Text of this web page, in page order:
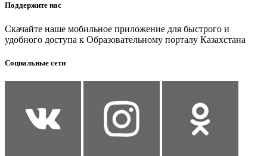
Поддержите нас
Скачайте наше мобильное приложение для быстрого и
удобного доступа к Образовательному порталу Казахстана
Социальные сети